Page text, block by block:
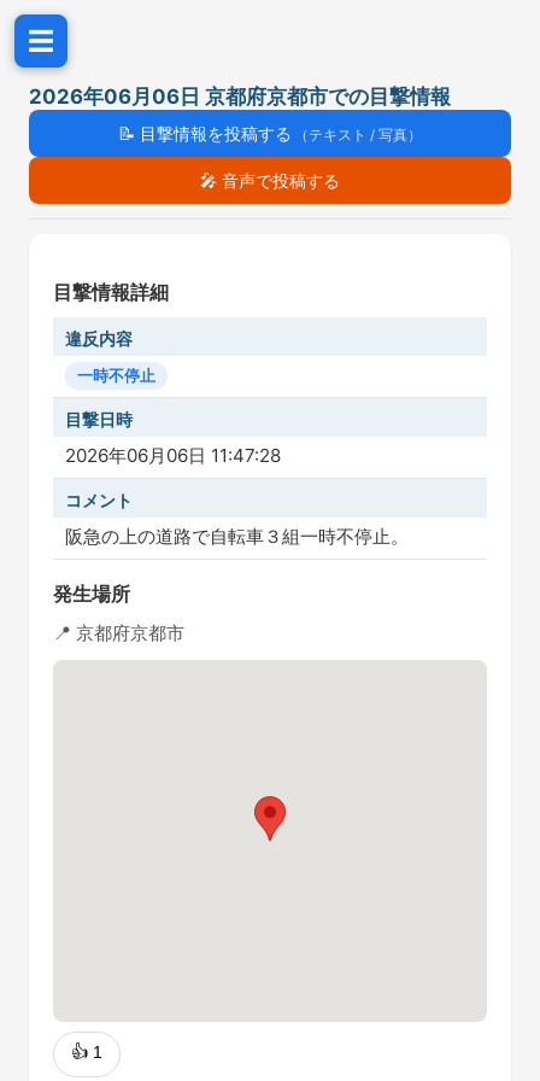
☰
2026年06月06日 京都府京都市での目撃情報
📝 目撃情報を投稿する （テキスト / 写真）
🎤 音声で投稿する
目撃情報詳細
違反内容
一時不停止
目撃日時
2026年06月06日 11:47:28
コメント
阪急の上の道路で自転車３組一時不停止。
発生場所
📍 京都府京都市
👍 1